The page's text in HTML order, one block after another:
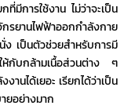
มีการใช้งาน ไม่ว่าจะเป็น
รยานไฟฟ้าออกกำลังกาย
ง เป็นตัวช่วยสำหรับการมี
ห้กับกล้ามเนื้อส่วนต่าง ๆ
นได้เยอะ เรียกได้ว่าเป็น
ยอย่างมาก